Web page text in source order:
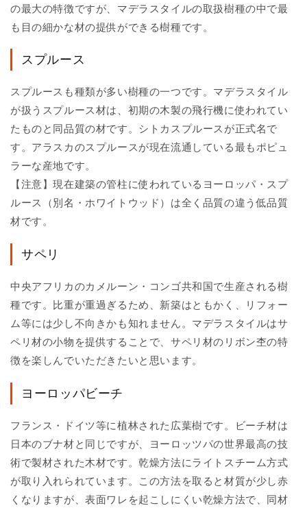
の最大の特徴ですが、マデラスタイルの取扱樹種の中で最
も目の細かな材の提供ができる樹種です。
スプルース
スプルースも種類が多い樹種の一つです。マデラスタイル
が扱うスプルース材は、初期の木製の飛行機に使われてい
たものと同品質の材です。シトカスプルースが正式名で
す。アラスカのスプルースが現在流通している最もポピュ
ラーな産地です。
【注意】現在建築の管柱に使われているヨーロッパ・スプ
ルース（別名・ホワイトウッド）は全く品質の違う低品質
材です。
サペリ
中央アフリカのカメルーン・コンゴ共和国で生産される樹
種です。比重が重過ぎるため、新築はともかく、リフォー
ム等には少し不向きかも知れません。マデラスタイルはサ
ペリ材の小物を提供することで、サペリ材のリボン杢の特
徴を楽しんでいただきたいと思います。
ヨーロッパビーチ
フランス・ドイツ等に植林された広葉樹です。ビーチ材は
日本のブナ材と同じですが、ヨーロッツパの世界最高の技
術で製材された木材です。乾燥方法にライトスチーム方式
が取り入れられています。この方法を取ると材質が少し赤
くなりますが、表面ワレを起こしにくい乾燥方法で、同材